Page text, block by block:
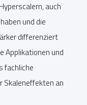
auch
und die
differenziert
Applikationen und
fachliche
Skaleneffekten an